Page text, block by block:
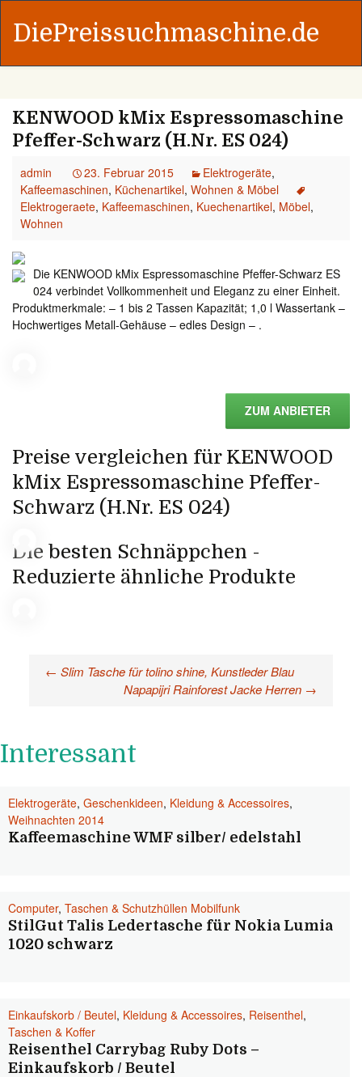
DiePreissuchmaschine.de
KENWOOD kMix Espressomaschine
Pfeffer-Schwarz (H.Nr. ES 024)
admin 23. Februar 2015 Elektrogeräte,
Kaffeemaschinen, Küchenartikel, Wohnen & Möbel
Elektrogeraete, Kaffeemaschinen, Kuechenartikel, Möbel,
Wohnen
Die KENWOOD kMix Espressomaschine Pfeffer-Schwarz ES
024 verbindet Vollkommenheit und Eleganz zu einer Einheit.
Produktmerkmale: – 1 bis 2 Tassen Kapazität; 1,0 l Wassertank –
Hochwertiges Metall-Gehäuse – edles Design – .
ZUM ANBIETER
Preise vergleichen für KENWOOD
kMix Espressomaschine Pfeffer-
Schwarz (H.Nr. ES 024)
Die besten Schnäppchen -
Reduzierte ähnliche Produkte
Beitragsnavigation
← Slim Tasche für tolino shine, Kunstleder Blau
Napapijri Rainforest Jacke Herren →
Interessant
Elektrogeräte, Geschenkideen, Kleidung & Accessoires,
Weihnachten 2014
Kaffeemaschine WMF silber/ edelstahl
Computer, Taschen & Schutzhüllen Mobilfunk
StilGut Talis Ledertasche für Nokia Lumia
1020 schwarz
Einkaufskorb / Beutel, Kleidung & Accessoires, Reisenthel,
Taschen & Koffer
Reisenthel Carrybag Ruby Dots –
Einkaufskorb / Beutel